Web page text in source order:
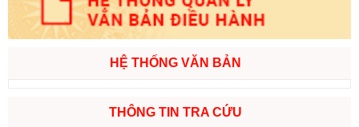
HỆ THỐNG VĂN BẢN
THÔNG TIN TRA CỨU